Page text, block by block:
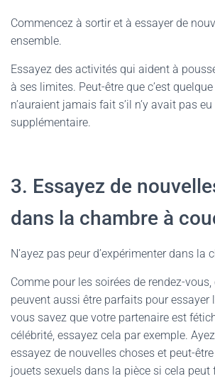
Commencez à sortir et à essayer de
ensemble.
Essayez des activités qui aident à
à ses limites. Peut-être que c’est
n’auraient jamais fait s’il n’y avait pas
supplémentaire.
3. Essayez de
dans la chambre à
N’ayez pas peur d’expérimenter dans la
Comme pour les soirées de rendez-
peuvent aussi être parfaits pour essayer
vous savez que votre partenaire est
célébrité, essayez cela par exemple.
essayez de nouvelles choses et peut-
jouets sexuels dans la pièce si cela peut